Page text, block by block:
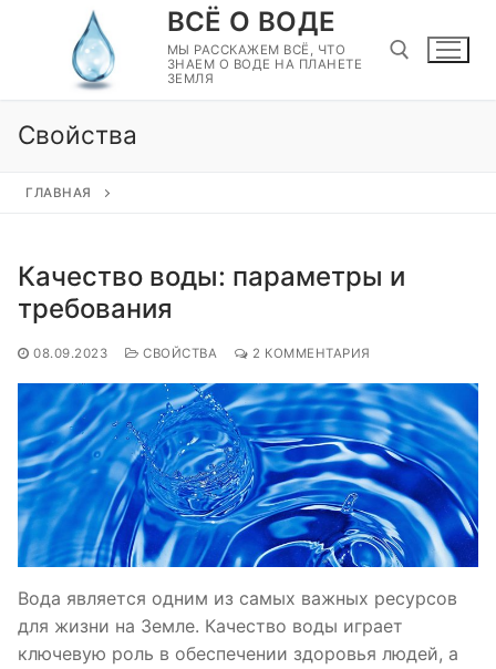
содержимому
ВСЁ О ВОДЕ
МЫ РАССКАЖЕМ ВСЁ, ЧТО
ЗНАЕМ О ВОДЕ НА ПЛАНЕТЕ
ЗЕМЛЯ
Свойства
ГЛАВНАЯ
Качество воды: параметры и
требования
08.09.2023 СВОЙСТВА 2 КОММЕНТАРИЯ
Вода является одним из самых важных ресурсов
для жизни на Земле. Качество воды играет
ключевую роль в обеспечении здоровья людей, а